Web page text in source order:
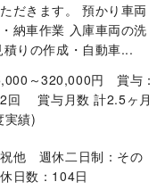
だきます。 預かり車両
納車作業 入庫車両の洗
りの作成・自動車...
～320,000円 賞与：
回 賞与月数 計2.5ヶ月
実績)
他 週休二日制：その
日数：104日